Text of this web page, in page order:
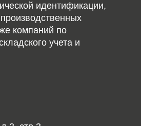
идентификации,
компаний по
учета и